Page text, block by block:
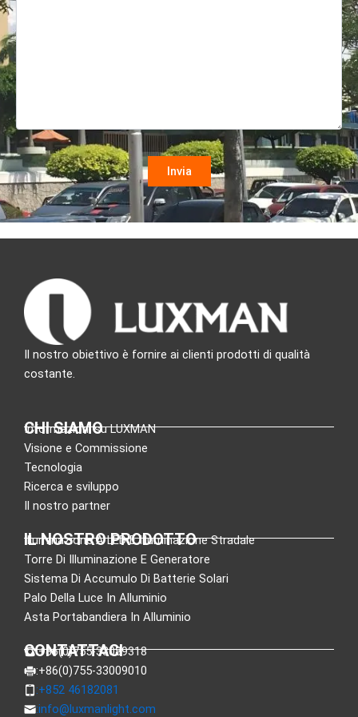
Il nostro obiettivo è fornire ai clienti prodotti di qualità
costante.
CHI SIAMO
Informazioni su LUXMAN
Visione e Commissione
Tecnologia
Ricerca e sviluppo
Il nostro partner
IL NOSTRO PRODOTTO
Illuminazione A LED E Illuminazione Stradale
Torre Di Illuminazione E Generatore
Sistema Di Accumulo Di Batterie Solari
Palo Della Luce In Alluminio
Asta Portabandiera In Alluminio
CONTATTACI
:+86(0)755-33089318
:+86(0)755-33009010
:+852 46182081
:info@luxmanlight.com